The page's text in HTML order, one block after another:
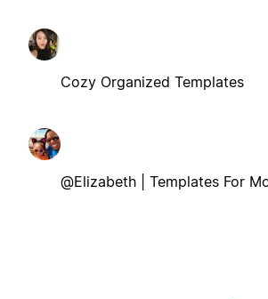
Cozy Organized Templates
@Elizabeth | Templates For